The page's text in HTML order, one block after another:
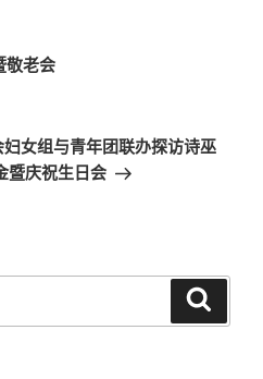
敬老会
女组与青年团联办探访诗巫
暨庆祝生日会